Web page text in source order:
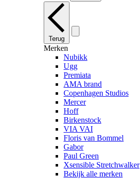
Terug
Merken
Nubikk
Ugg
Premiata
AMA brand
Copenhagen Studios
Mercer
Hoff
Birkenstock
VIA VAI
Floris van Bommel
Gabor
Paul Green
Xsensible Stretchwalker
Bekijk alle merken